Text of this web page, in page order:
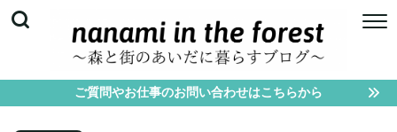
ご質問やお仕事のお問い合わせはこちらから